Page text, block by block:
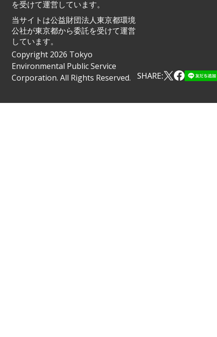
を受けて運営しています。
当サイトは公益財団法人東京都環境
公社が東京都から委託を受けて運営
しています。
Copyright 2026 Tokyo
Environmental Public Service
Corporation. All Rights Reserved.
SHARE: